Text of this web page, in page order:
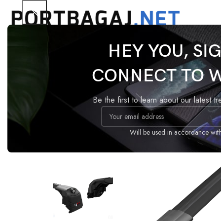
HEY YOU,
CONNECT TO
Be the first to learn about our latest
Will be used in accordance
Tavan Barı ACE-2 BMW X1 F48
-14%